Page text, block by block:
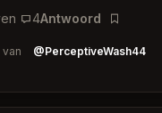
4Antwoord
Bladwijzer
@PerceptiveWash44